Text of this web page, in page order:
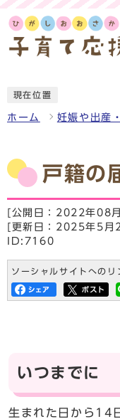
現在位置
ホーム 妊娠や出産
戸籍の
[公開日：2022年08
[更新日：2025年5月
ID:7160
ソーシャルサイトへのリ
いつまでに
生まれた日から14